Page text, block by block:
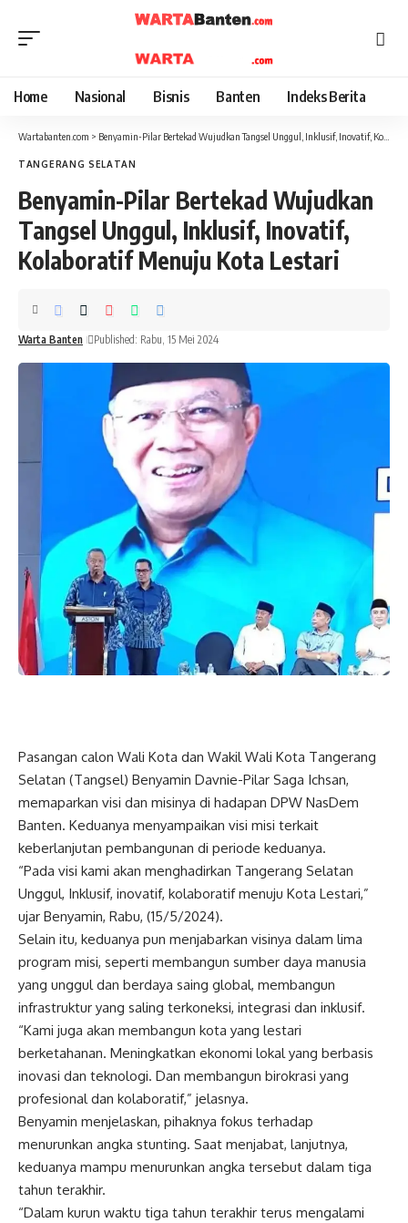
Home Nasional Bisnis Banten Indeks Berita
Wartabanten.com > Benyamin-Pilar Bertekad Wujudkan Tangsel Unggul, Inklusif, Inovatif, Kolaboratif Menuju Kota Lestari
TANGERANG SELATAN
Benyamin-Pilar Bertekad Wujudkan
Tangsel Unggul, Inklusif, Inovatif,
Kolaboratif Menuju Kota Lestari
Warta Banten Published: Rabu, 15 Mei 2024
Pasangan calon Wali Kota dan Wakil Wali Kota Tangerang
Selatan (Tangsel) Benyamin Davnie-Pilar Saga Ichsan,
memaparkan visi dan misinya di hadapan DPW NasDem
Banten. Keduanya menyampaikan visi misi terkait
keberlanjutan pembangunan di periode keduanya.
“Pada visi kami akan menghadirkan Tangerang Selatan
Unggul, Inklusif, inovatif, kolaboratif menuju Kota Lestari,”
ujar Benyamin, Rabu, (15/5/2024).
Selain itu, keduanya pun menjabarkan visinya dalam lima
program misi, seperti membangun sumber daya manusia
yang unggul dan berdaya saing global, membangun
infrastruktur yang saling terkoneksi, integrasi dan inklusif.
“Kami juga akan membangun kota yang lestari
berketahanan. Meningkatkan ekonomi lokal yang berbasis
inovasi dan teknologi. Dan membangun birokrasi yang
profesional dan kolaboratif,” jelasnya.
Benyamin menjelaskan, pihaknya fokus terhadap
menurunkan angka stunting. Saat menjabat, lanjutnya,
keduanya mampu menurunkan angka tersebut dalam tiga
tahun terakhir.
“Dalam kurun waktu tiga tahun terakhir terus mengalami